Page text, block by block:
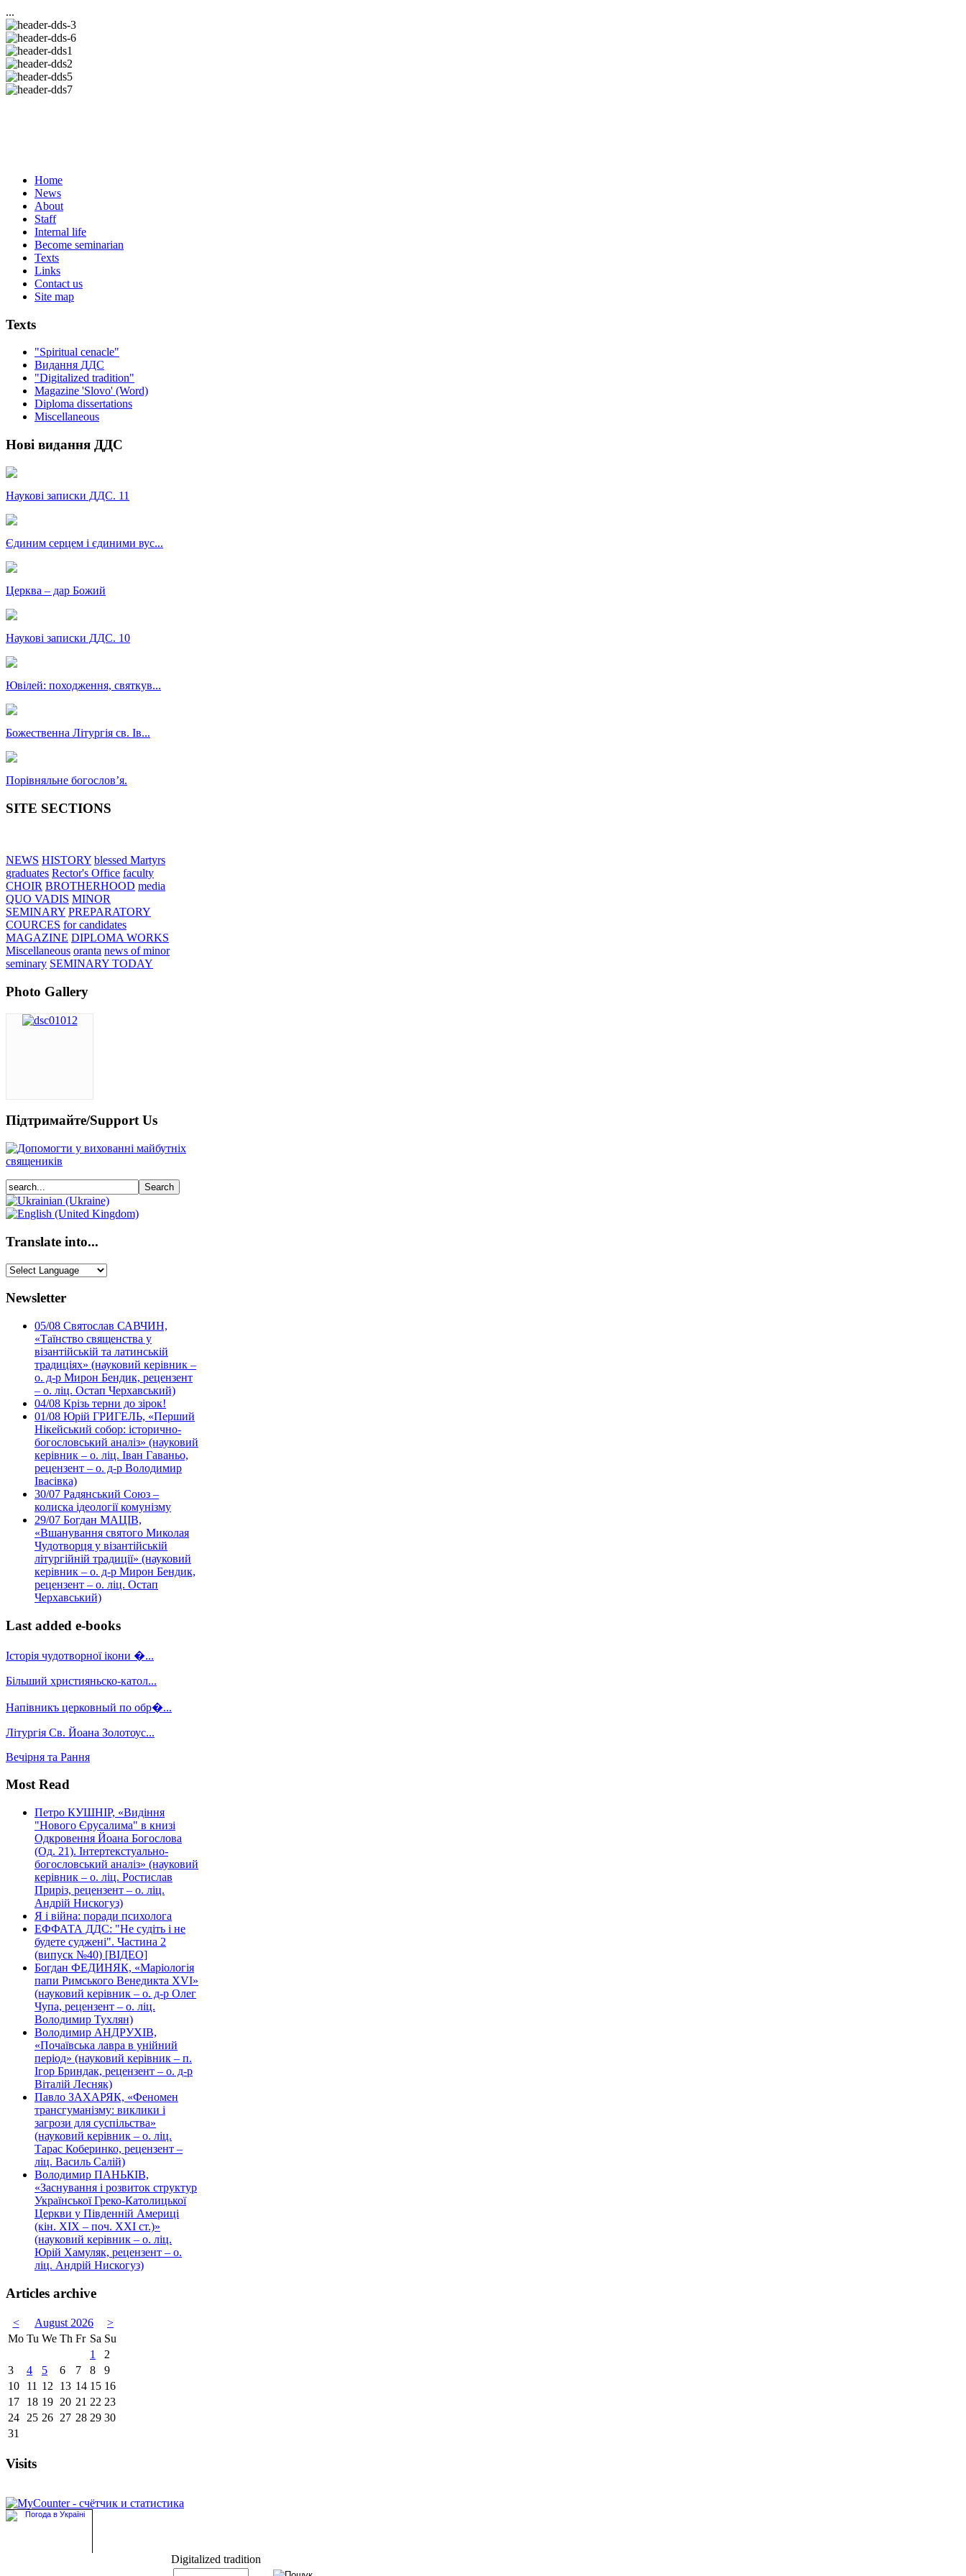
...
Home
News
About
Staff
Internal life
Become seminarian
Texts
Links
Contact us
Site map
Texts
"Spiritual cenacle"
Видання ДДС
"Digitalized tradition"
Magazine 'Slovo' (Word)
Diploma dissertations
Miscellaneous
Нові видання ДДС
Наукові записки ДДС. 11
Єдиним серцем і єдиними вус...
Церква – дар Божий
Наукові записки ДДС. 10
Ювілей: походження, святкув...
Божественна Літургія св. Ів...
Порівняльне богословʼя.
SITE SECTIONS
NEWS HISTORY blessed Martyrs
graduates Rector's Office faculty
CHOIR BROTHERHOOD media
QUO VADIS MINOR
SEMINARY PREPARATORY
COURCES for candidates
MAGAZINE DIPLOMA WORKS
Miscellaneous oranta news of minor
seminary SEMINARY TODAY
Photo Gallery
Підтримайте/Support Us
Translate into...
Newsletter
05/08 Святослав САВЧИН,
«Таїнство священства у
візантійській та латинській
традиціях» (науковий керівник –
о. д-р Мирон Бендик, рецензент
– о. ліц. Остап Черхавський)
04/08 Крізь терни до зірок!
01/08 Юрій ГРИГЕЛЬ, «Перший
Нікейський собор: історично-
богословський аналіз» (науковий
керівник – о. ліц. Іван Гаваньо,
рецензент – о. д-р Володимир
Івасівка)
30/07 Радянський Союз –
колиска ідеології комунізму
29/07 Богдан МАЦІВ,
«Вшанування святого Миколая
Чудотворця у візантійській
літургійній традиції» (науковий
керівник – о. д-р Мирон Бендик,
рецензент – о. ліц. Остап
Черхавський)
Last added e-books
Історія чудотворної ікони �...
Більший християньско-катол...
Напівникъ церковный по обр�...
Літургія Св. Йоана Золотоус...
Вечірня та Рання
Most Read
Петро КУШНІР, «Видіння
"Нового Єрусалима" в книзі
Одкровення Йоана Богослова
(Од. 21). Інтертекстуально-
богословський аналіз» (науковий
керівник – о. ліц. Ростислав
Приріз, рецензент – о. ліц.
Андрій Нискогуз)
Я і війна: поради психолога
ЕФФАТА ДДС: "Не судіть і не
будете суджені". Частина 2
(випуск №40) [ВІДЕО]
Богдан ФЕДИНЯК, «Маріологія
папи Римського Венедикта XVI»
(науковий керівник – о. д-р Олег
Чупа, рецензент – о. ліц.
Володимир Тухлян)
Володимир АНДРУХІВ,
«Почаївська лавра в унійний
період» (науковий керівник – п.
Ігор Бриндак, рецензент – о. д-р
Віталій Лесняк)
Павло ЗАХАРЯК, «Феномен
трансгуманізму: виклики і
загрози для суспільства»
(науковий керівник – о. ліц.
Тарас Коберинко, рецензент –
ліц. Василь Салій)
Володимир ПАНЬКІВ,
«Заснування і розвиток структур
Української Греко-Католицької
Церкви у Південній Америці
(кін. ХІХ – поч. ХХІ ст.)»
(науковий керівник – о. ліц.
Юрій Хамуляк, рецензент – о.
ліц. Андрій Нискогуз)
Articles archive
< August 2026
>
Mo Tu We Th Fr Sa Su
1
2
3
4 5 6 7 8
9
10
11 12 13 14 15 16
17
18 19 20 21 22 23
24
25 26 27 28 29 30
31
Visits
Digitalized tradition